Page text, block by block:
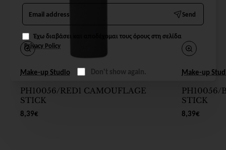
Email
address
Send
Έχω διαβάσει και αποδέχομαι τους όρους στη σελίδα
Privacy Policy
Don't show again.
Make-up Studio
PH10056/RED1 CAMOUFLAGE
STICK
8,39€
Make-up
PH10056/
STICK
8,39€